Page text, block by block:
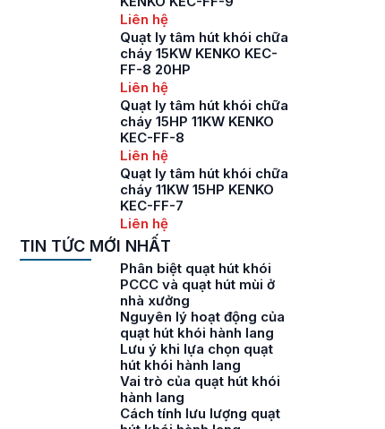
Liên hệ
Quạt ly tâm hút khói chữa
cháy 15KW KENKO KEC-
FF-8 20HP
Liên hệ
Quạt ly tâm hút khói chữa
cháy 15HP 11KW KENKO
KEC-FF-8
Liên hệ
Quạt ly tâm hút khói chữa
cháy 11KW 15HP KENKO
KEC-FF-7
Liên hệ
TIN TỨC MỚI NHẤT
Phân biệt quạt hút khói
PCCC và quạt hút mùi ở
nhà xưởng
Nguyên lý hoạt động của
quạt hút khói hành lang
Lưu ý khi lựa chọn quạt
hút khói hành lang
Vai trò của quạt hút khói
hành lang
Cách tính lưu lượng quạt